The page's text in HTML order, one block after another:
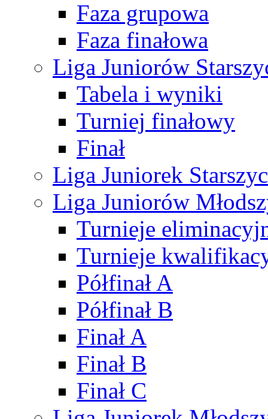
Faza grupowa
Faza finałowa
Liga Juniorów
Tabela i wyniki
Turniej finałowy
Finał
Liga Juniorek
Liga Juniorów
Turnieje
Turnieje
Półfinał A
Półfinał B
Finał A
Finał B
Finał C